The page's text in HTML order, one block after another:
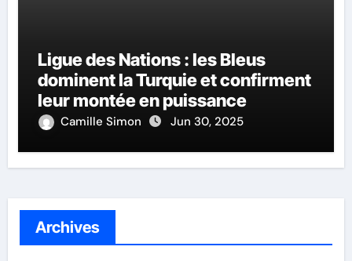
Ligue des Nations : les Bleus
dominent la Turquie et confirment
leur montée en puissance
Camille Simon Jun 30, 2025
Archives